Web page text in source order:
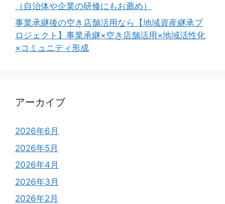
（自治体や企業の研修にもお薦め）
事業承継後の空き店舗活用なら【地域資産継承プ
ロジェクト】事業承継×空き店舗活用×地域活性化
×コミュニティ形成
アーカイブ
2026年6月
2026年5月
2026年4月
2026年3月
2026年2月